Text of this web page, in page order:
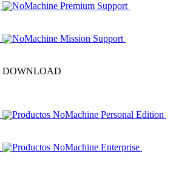
NoMachine Premium Support
NoMachine Mission Support
DOWNLOAD
Productos NoMachine Personal Edition
Productos NoMachine Enterprise